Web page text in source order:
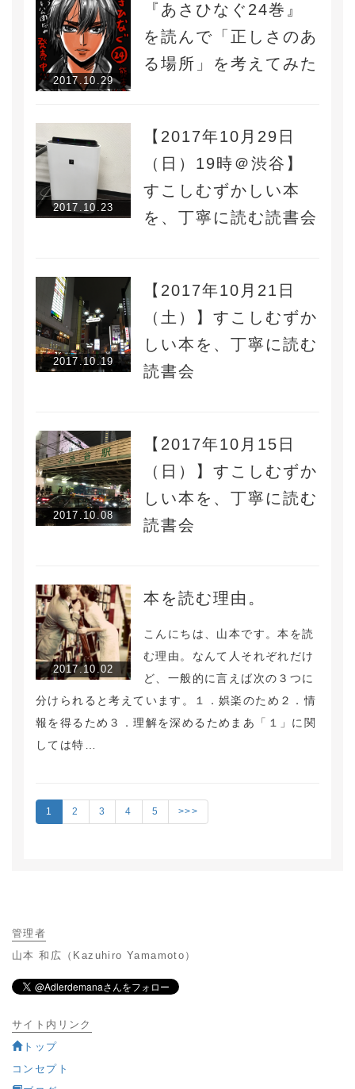
2017.10.29
『あさひなぐ24巻』
を読んで「正しさのあ
る場所」を考えてみた
2017.10.23
【2017年10月29日
（日）19時＠渋谷】
すこしむずかしい本
を、丁寧に読む読書会
2017.10.19
【2017年10月21日
（土）】すこしむずか
しい本を、丁寧に読む
読書会
2017.10.08
【2017年10月15日
（日）】すこしむずか
しい本を、丁寧に読む
読書会
2017.10.02
本を読む理由。
こんにちは、山本です。本を読
む理由。なんて人それぞれだけ
ど、一般的に言えば次の３つに
分けられると考えています。１．娯楽のため２．情
報を得るため３．理解を深めるためまあ「１」に関
しては特…
1 2 3 4 5 >>>
管理者
山本 和広（Kazuhiro Yamamoto）
サイト内リンク
トップ
コンセプト